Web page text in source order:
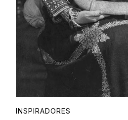
INSPIRADORES